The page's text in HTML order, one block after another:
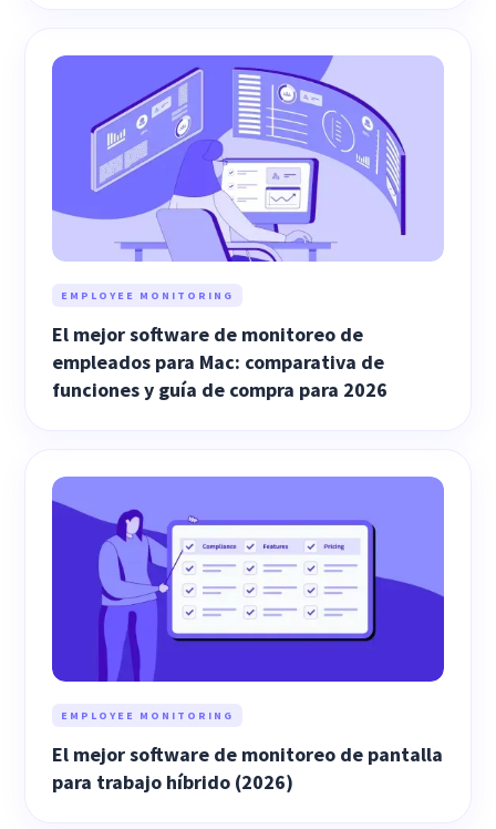
EMPLOYEE MONITORING
El mejor software de monitoreo de
empleados para Mac: comparativa de
funciones y guía de compra para 2026
EMPLOYEE MONITORING
El mejor software de monitoreo de pantalla
para trabajo híbrido (2026)